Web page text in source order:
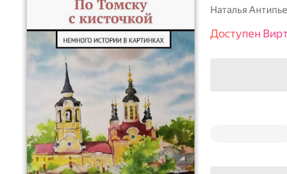
Наталья
Доступен